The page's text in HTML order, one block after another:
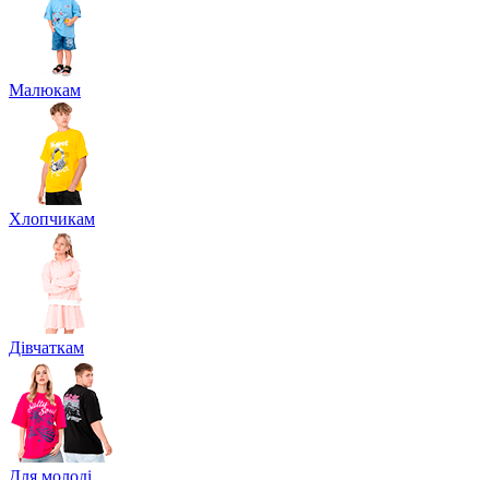
Малюкам
Хлопчикам
Дівчаткам
Для молоді